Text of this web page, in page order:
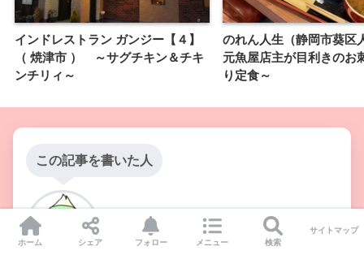
インドレストラン ガンジー【４】
（ 焼津市 ） ～サグチキン＆チキ
ンチリィ～
のれん人生（静岡市葵区
元魚屋店主が目利きのお
り定食～
この記事を書いた人
ジャニごり
グルメブロガー
ホーム シェア フォロー メニュー 検索
サイトマップ